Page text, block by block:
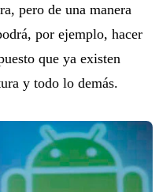
pero de una manera
por ejemplo, hacer
que ya existen
y todo lo demás.